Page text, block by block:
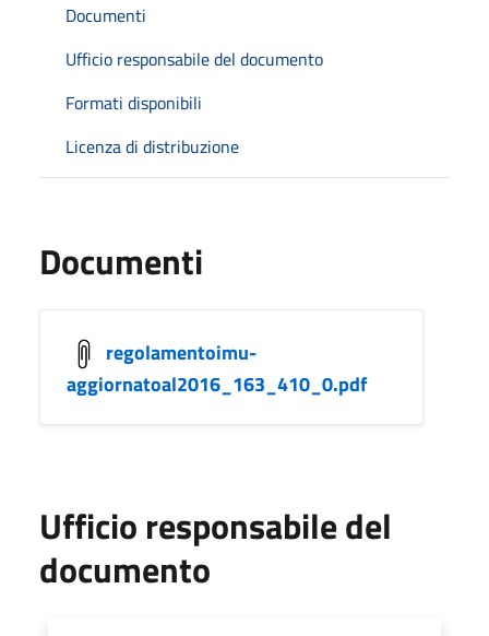
Documenti
Ufficio responsabile del documento
Formati disponibili
Licenza di distribuzione
Documenti
regolamentoimu-
aggiornatoal2016_163_410_0.pdf
Ufficio responsabile del
documento